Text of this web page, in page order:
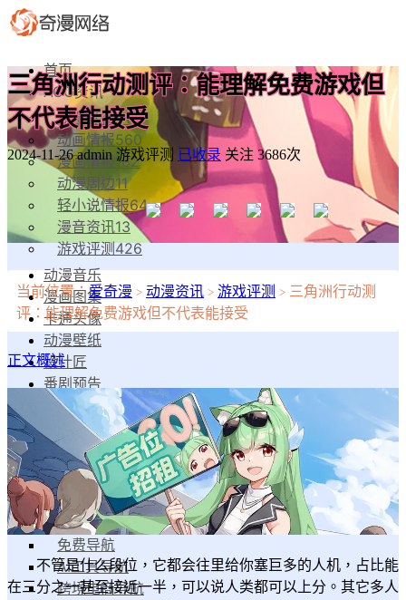
首页
ACG资讯
动漫影视81
动画情报560
漫画情报182
动漫周边11
轻小说情报64
漫音资讯13
游戏评测426
动漫音乐
漫画图集
卡通头像
动漫壁纸
设计匠
番剧预告
漫物工坊
漫家人
工具集
导航工具集
设计导航
素材导航
免费导航
AI工具导航
跨境电商导航
三角洲行动测评：能理解免费游戏但
不代表能接受
2024-11-26 admin 游戏评测 已收录 关注 3686次
当前位置：爱奇漫 > 动漫资讯 > 游戏评测 > 三角洲行动测
评：能理解免费游戏但不代表能接受
正文概述
不管是什么段位，它都会往里给你塞巨多的人机，占比能
在三分之一甚至接近一半，可以说人类都可以上分。其它多人